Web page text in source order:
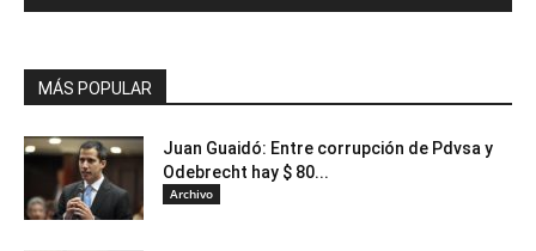
MÁS POPULAR
Juan Guaidó: Entre corrupción de Pdvsa y
Odebrecht hay $ 80...
Archivo